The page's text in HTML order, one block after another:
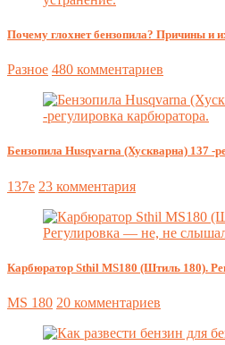
Почему глохнет бензопила? Причины и
Разное 480 комментариев
Бензопила Husqvarna (Хускварна) 137 -
137e 23 комментария
Карбюратор Sthil MS180 (Штиль 180).
MS 180 20 комментариев